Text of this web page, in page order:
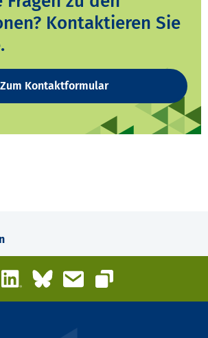
Kontaktieren Sie
Zum Kontaktformular
LinkedInBlueskyE-Mail
Link kopieren